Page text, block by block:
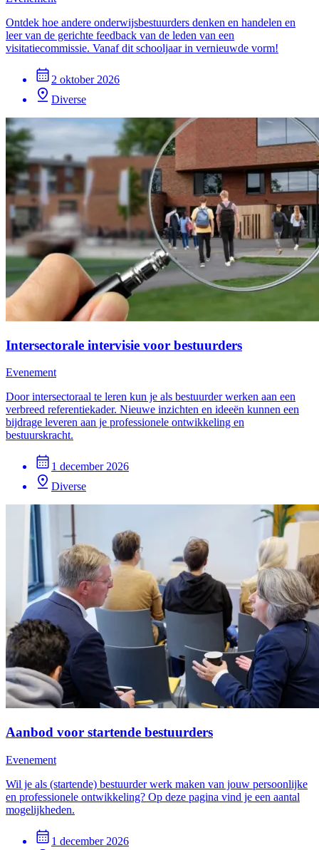
Ontdek hoe andere onderwijsbestuurders denken en handelen en
leer van de gerichte feedback van de leden van een
visitatiecommissie. Vanaf dit schooljaar in vernieuwde vorm!
2 oktober 2026
Diverse
Intersectorale intervisie voor bestuurders
Evenement
Door intersectoraal te leren kun je als bestuurder werken aan een
verbreed referentiekader. Nieuwe inzichten en ideeën kunnen een
bijdrage leveren aan je professionele ontwikkeling en
bestuurskracht.
1 december 2026
Diverse
Aanbod voor startende bestuurders
Evenement
Wil je als (startende) bestuurder werk maken van jouw persoonlijke
en professionele ontwikkeling? Op deze pagina vind je een aantal
mogelijkheden.
1 december 2026